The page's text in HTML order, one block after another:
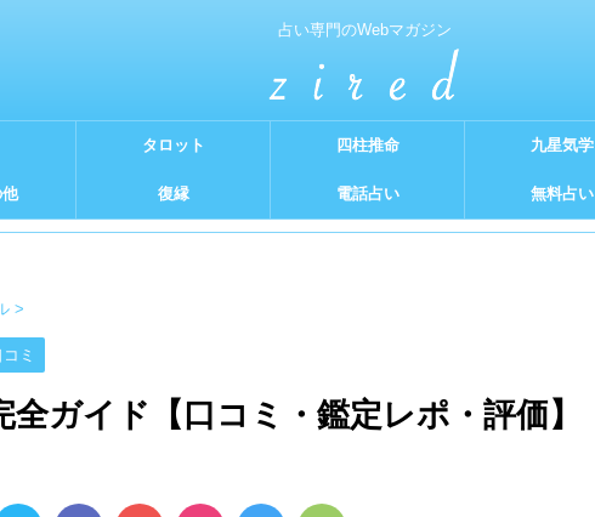
占い専門のWebマガジン
タロット 四柱推命 九星気学
復縁 電話占い 無料占い
>
ミ
全ガイド【口コミ・鑑定レポ・評価】